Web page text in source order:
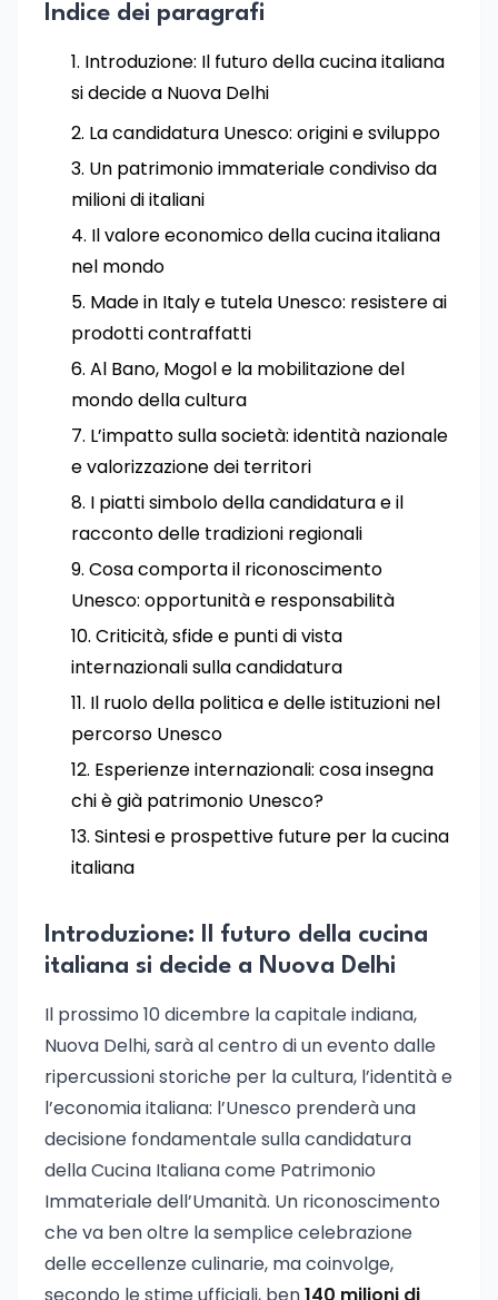
Indice dei paragrafi
Introduzione: Il futuro della cucina italiana
si decide a Nuova Delhi
La candidatura Unesco: origini e sviluppo
Un patrimonio immateriale condiviso da
milioni di italiani
Il valore economico della cucina italiana
nel mondo
Made in Italy e tutela Unesco: resistere ai
prodotti contraffatti
Al Bano, Mogol e la mobilitazione del
mondo della cultura
L’impatto sulla società: identità nazionale
e valorizzazione dei territori
I piatti simbolo della candidatura e il
racconto delle tradizioni regionali
Cosa comporta il riconoscimento
Unesco: opportunità e responsabilità
Criticità, sfide e punti di vista
internazionali sulla candidatura
Il ruolo della politica e delle istituzioni nel
percorso Unesco
Esperienze internazionali: cosa insegna
chi è già patrimonio Unesco?
Sintesi e prospettive future per la cucina
italiana
Introduzione: Il futuro della cucina
italiana si decide a Nuova Delhi
Il prossimo 10 dicembre la capitale indiana,
Nuova Delhi, sarà al centro di un evento dalle
ripercussioni storiche per la cultura, l’identità e
l’economia italiana: l’Unesco prenderà una
decisione fondamentale sulla candidatura
della Cucina Italiana come Patrimonio
Immateriale dell’Umanità. Un riconoscimento
che va ben oltre la semplice celebrazione
delle eccellenze culinarie, ma coinvolge,